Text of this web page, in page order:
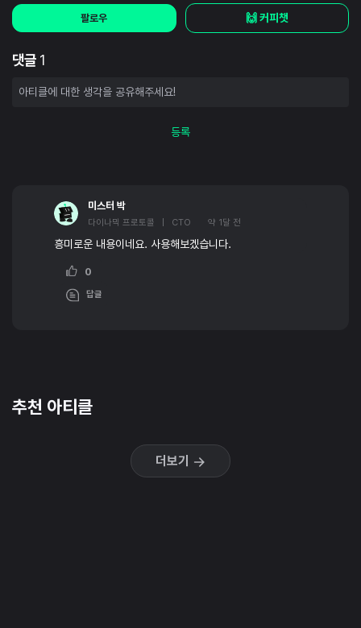
팔로우 🙌 커피챗
댓글 1
등록
미스터 박
다이나믹 프로토콜 | CTO 약 1달 전
흥미로운 내용이네요. 사용해보겠습니다.
0
답글
추천 아티클
더보기